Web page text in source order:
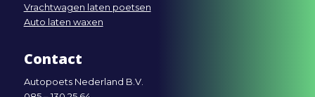
Vrachtwagen laten poetsen
Auto laten waxen
Contact
Autopoets Nederland B.V.